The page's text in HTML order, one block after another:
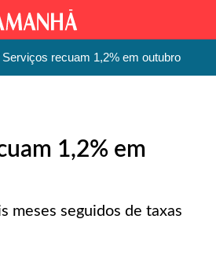
Serviços recuam 1,2% em outubro
1,2% em
meses seguidos de taxas